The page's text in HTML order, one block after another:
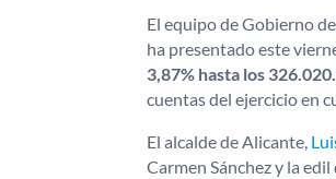
El equipo de Gobierno
ha presentado este
3,87% hasta los
cuentas del ejercicio en
El alcalde de Alicante,
Carmen Sánchez y la